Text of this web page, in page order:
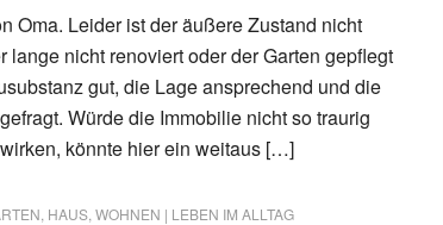
Oma. Leider ist der äußere Zustand nicht
lange nicht renoviert oder der Garten gepflegt
gut, die Lage ansprechend und die
Würde die Immobilie nicht so traurig
könnte hier ein weitaus […]
HAUS WOHNEN | LEBEN IM ALLTAG